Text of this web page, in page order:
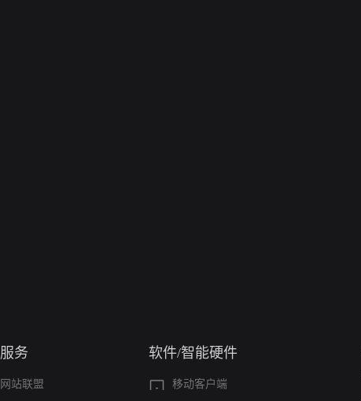
服务
网站联盟
软件/智能硬件
移动客户端